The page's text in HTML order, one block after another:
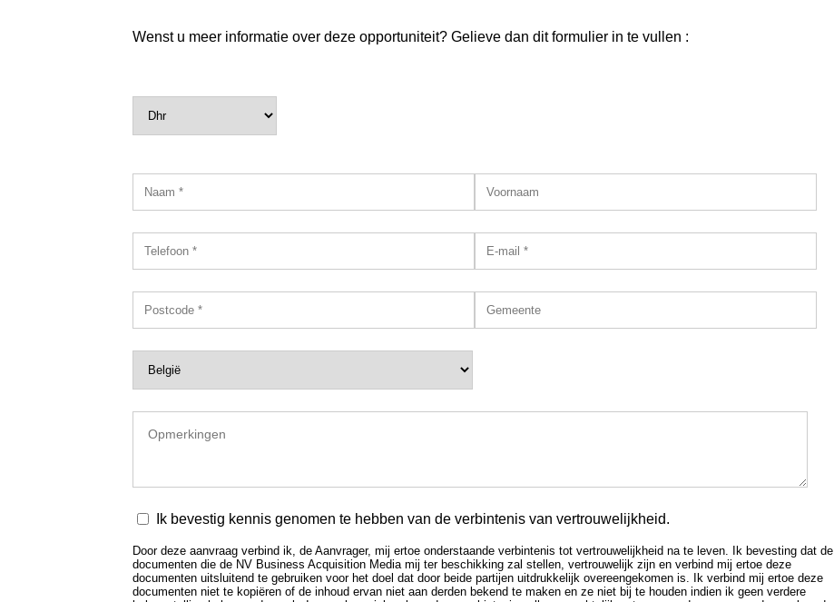
Wenst u meer informatie over deze opportuniteit? Gelieve dan dit formulier in te vullen :
Ik bevestig kennis genomen te hebben van de verbintenis van vertrouwelijkheid.
Door deze aanvraag verbind ik, de Aanvrager, mij ertoe onderstaande verbintenis tot vertrouwelijkheid na te leven. Ik bevesting dat de
documenten die de NV Business Acquisition Media mij ter beschikking zal stellen, vertrouwelijk zijn en verbind mij ertoe deze
documenten uitsluitend te gebruiken voor het doel dat door beide partijen uitdrukkelijk overeengekomen is. Ik verbind mij ertoe deze
documenten niet te kopiëren of de inhoud ervan niet aan derden bekend te maken en ze niet bij te houden indien ik geen verdere